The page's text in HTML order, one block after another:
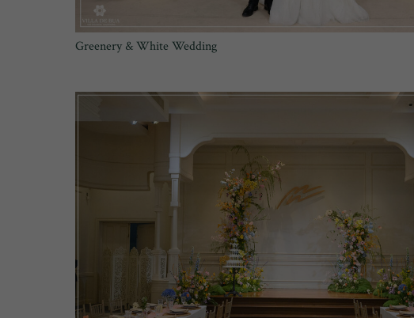
Greenery & White Wedding